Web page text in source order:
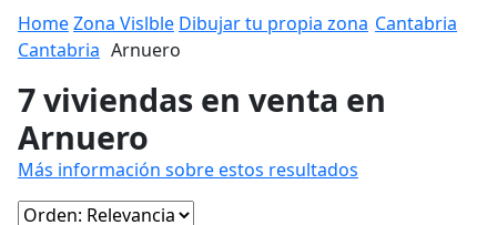
HomeZona Vislble Dibujar tu propia zona Cantabria
Cantabria Arnuero
7 viviendas en venta en
Arnuero
Más información sobre estos resultados